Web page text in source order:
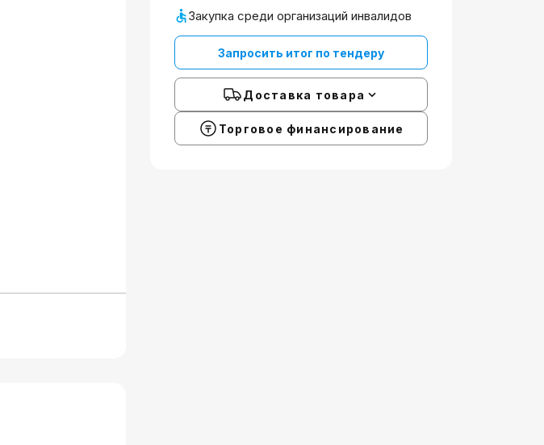
Закупка среди организаций инвалидов
Запросить итог по тендеру
Доставка товара
Торговое финансирование